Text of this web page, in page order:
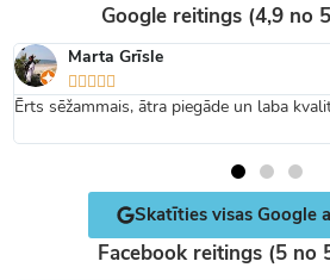
Google reitings (4,9 no
Marta Grīsle
    
Ērts sēžammais, ātra piegāde un laba
Skatīties visas Google
Facebook reitings (5 no